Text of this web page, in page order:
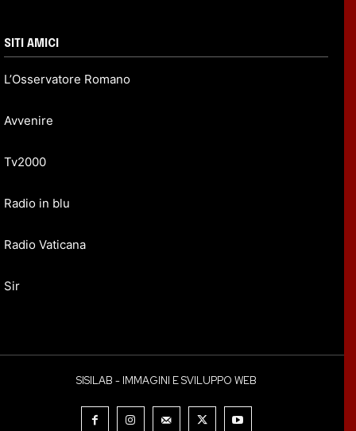
SITI AMICI
L’Osservatore Romano
Avvenire
Tv2000
Radio in blu
Radio Vaticana
Sir
SISILAB - IMMAGINI E SVILUPPO WEB